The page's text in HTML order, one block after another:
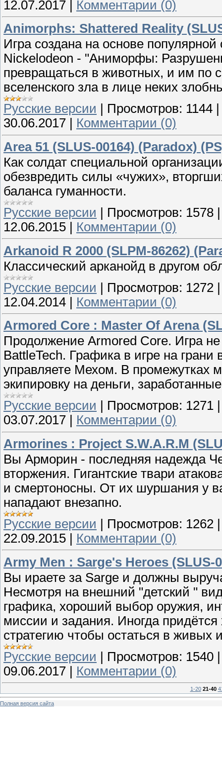
12.07.2017
Комментарии (0)
Animorphs: Shattered Reality
Игра создана на основе
Nickelodeon - "Аниморфы:
превращаться в животных, и им по
вселенского зла в лице неких
Русские версии
Просмотров: 1144
30.06.2017
Комментарии (0)
Area 51 (SLUS-00164) (Paradox)
Как солдат специальной
обезвредить силы «чужих»,
баланса гуманности.
Русские версии
Просмотров: 1578
12.06.2015
Комментарии (0)
Arkanoid R 2000 (SLPM-86262)
Классический арканойд в другом
Русские версии | Просмотров: 1272
12.04.2014 | Комментарии (0)
Armored Core : Master Of Arena
Продолжение Armored Core. Игра
BattleTech. Графика в игре на
управляете Мехом. В промежутках
экипировку на деньги,
Русские версии
Просмотров: 1271
03.07.2017
Комментарии (0)
Armorines : Project S.W.A.R.M
Вы Арморин - последняя надежда
вторжения. Гигантские твари
и смертоносны. От их шуршания у
нападают внезапно.
Русские версии
Просмотров: 1262
22.09.2015
Комментарии (0)
Army Men : Sarge's Heroes (SLUS-
Вы ираете за Sarge и должны
Несмотря на внешний "детский "
графика, хороший выбор оружия,
миссии и задания. Иногда
стратегию чтобы остаться в живых
Русские версии | Просмотров: 1540
09.06.2017 | Комментарии (0)
1-20 21-40
Полная версия сайта